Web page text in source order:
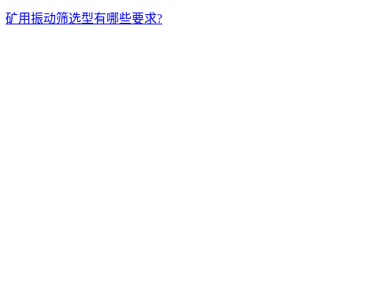
矿用振动筛选型有哪些要求?